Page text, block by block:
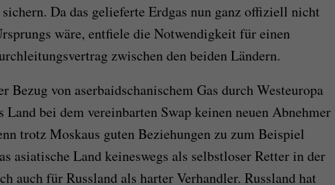
Da das gelieferte Erdgas nun ganz offiziell nicht
wäre, entfiele die Notwendigkeit für einen
zwischen den beiden Ländern.
Bezug von aserbaidschanischem Gas durch Westeuropa
Land bei dem vereinbarten Swap keinen neuen Abnehmer
trotz Moskaus guten Beziehungen zu zum Beispiel
asiatische Land keineswegs als selbstloser Retter in der
auch für Russland als harter Verhandler. Russland hat